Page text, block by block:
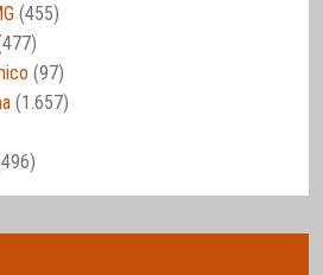
(455)
(97)
(1.657)